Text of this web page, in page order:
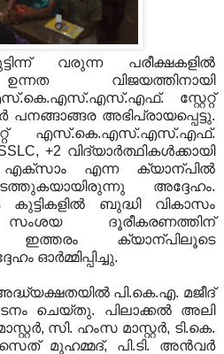
വരുന്ന പരീക്ഷകളില്‍
വിജയത്തിനായി
.കെ.എസ്.എസ്.എഫ്. സ്റ്റേറ്റ്
പനങ്ങാങ്ങര അഭിപ്രായപ്പെട്ടു.
എസ്.കെ.എസ്.എസ്.എഫ്.
+2 വിദ്യാര്‍ത്ഥികള്‍ക്കായി
എക്സാം എന്ന ക്യാന്പില്‍
അദ്ദേഹം.
ബുദ്ധി വികാസം
സംശയ ദൂരീകരണത്തിന്
ഇത്തരം ക്യാന്പിലൂടെ
ഓര്‍മ്മിപ്പിച്ചു.
അദ്ധ്യക്ഷതയില്‍ പി.കെ.എ. മജീദ്
ചെയ്തു. പിലാക്കല്‍ അലി
, സി. ഹംസ മാസ്റ്റര്‍, ടി.കെ.
മുഹമ്മദ്, പി.ടി. അന്‍വര്‍